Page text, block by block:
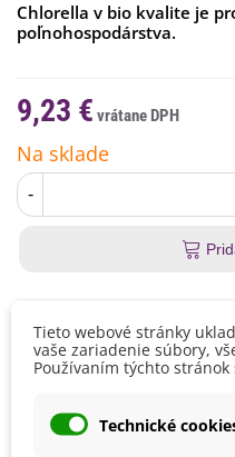
Chlorella v bio kvalite je
poľnohospodárstva.
9,23 €
Na sklade
-
Kód: 4000541
Obľúbené
Popis
Tieto webové stránky
vaše zariadenie súbory,
Používaním týchto
Technické